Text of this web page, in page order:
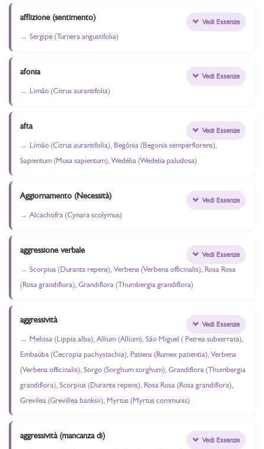
afflizione (sentimento)
Sergipe (Turnera angustifolia)
Vedi Essenze
afonia
Limão (Citrus aurantifolia)
Vedi Essenze
afta
Limão (Citrus aurantifolia), Begônia (Begonia semperflorens),
Sapientum (Musa sapientum), Wedélia (Wedelia paludosa)
Vedi Essenze
Aggiornamento (Necessità)
Alcachofra (Cynara scolymus)
Vedi Essenze
aggressione verbale
Scorpius (Duranta repens), Verbena (Verbena officinalis), Rosa Rosa
(Rosa grandiflora), Grandiflora (Thumbergia grandiflora)
Vedi Essenze
aggressività
Melissa (Lippia alba), Allium (Allium), São Miguel ( Petrea subserrata),
Embaúba (Cecropia pachystachia), Patiens (Rumex patientia), Verbena
(Verbena officinalis), Sorgo (Sorghum sorghum), Grandiflora (Thumbergia
grandiflora), Scorpius (Duranta repens), Rosa Rosa (Rosa grandiflora),
Grevílea (Grevillea banksii), Myrtus (Myrtus communis)
Vedi Essenze
aggressività (mancanza di) Vedi Essenze